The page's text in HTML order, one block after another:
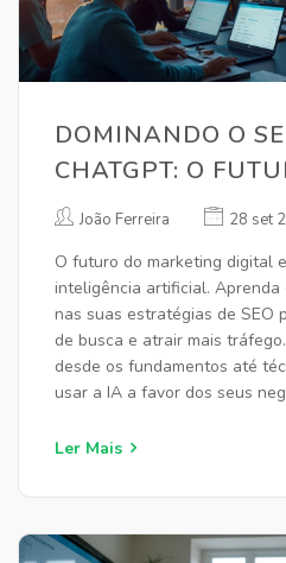
DOMINANDO O
CHATGPT: O
MARKETING
João Ferreira 28 set
O futuro do marketing digital
inteligência artificial. Aprenda
nas suas estratégias de SEO
de busca e atrair mais
desde os fundamentos até
usar a IA a favor dos seus
Ler Mais